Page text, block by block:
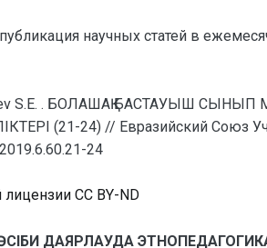
научных статей в
S.E. . БОЛАШАҚ БАСТАУЫШ
(21-24) // Евразийский Союз
24
CC BY-ND
ДАЯРЛАУДА